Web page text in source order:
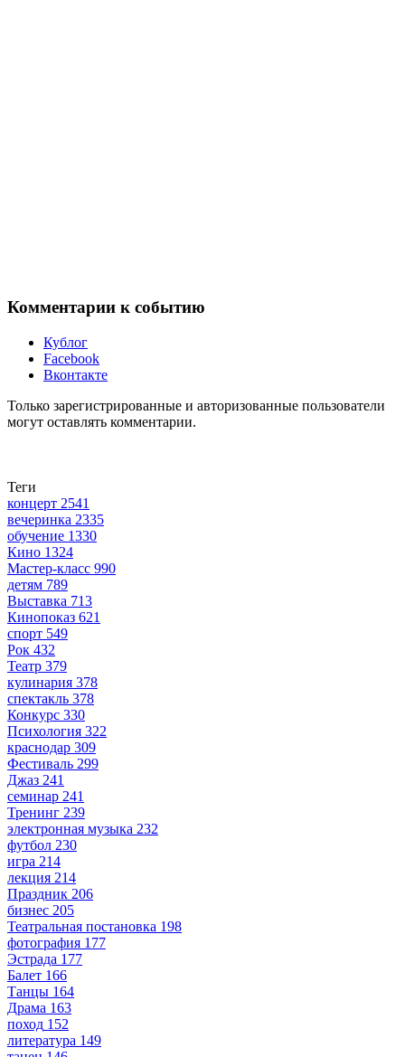
Комментарии к событию
Кублог
Facebook
Вконтакте
Только зарегистрированные и авторизованные пользователи
могут оставлять комментарии.
Теги
концерт 2541
вечеринка 2335
обучение 1330
Кино 1324
Мастер-класс 990
детям 789
Выставка 713
Кинопоказ 621
спорт 549
Рок 432
Театр 379
кулинария 378
спектакль 378
Конкурс 330
Психология 322
краснодар 309
Фестиваль 299
Джаз 241
семинар 241
Тренинг 239
электронная музыка 232
футбол 230
игра 214
лекция 214
Праздник 206
бизнес 205
Театральная постановка 198
фотография 177
Эстрада 177
Балет 166
Танцы 164
Драма 163
поход 152
литература 149